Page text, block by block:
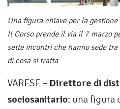
Una figura chiave per la
Il Corso prende il via il 7 marzo
sette incontri che hanno sede tra
di cosa si tratta
VARESE – Direttore di
sociosanitario: una figura